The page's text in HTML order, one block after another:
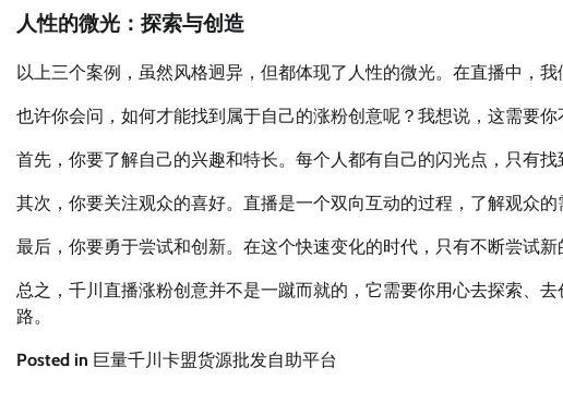
人性的微光：探索与创造
以上三个案例，虽然风格迥异，但都体现了人性的微光。在直播中，
也许你会问，如何才能找到属于自己的涨粉创意呢？我想说，这需要你
首先，你要了解自己的兴趣和特长。每个人都有自己的闪光点，只有找
其次，你要关注观众的喜好。直播是一个双向互动的过程，了解观众的
最后，你要勇于尝试和创新。在这个快速变化的时代，只有不断尝试新
总之，千川直播涨粉创意并不是一蹴而就的，它需要你用心去探索、
路。
Posted in 巨量千川卡盟货源批发自助平台